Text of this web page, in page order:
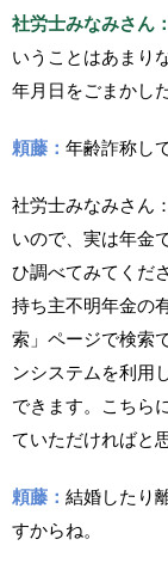
社労士みなみさん：
いうことはあまり
年月日をごまかし
頼藤： 年齢詐称し
社労士みなみさん：
いので、実は年金
ひ調べてみてくだ
持ち主不明年金の
索」ページで検索
ンシステムを利用
できます。こちら
ていただければと
頼藤： 結婚したり
すからね。